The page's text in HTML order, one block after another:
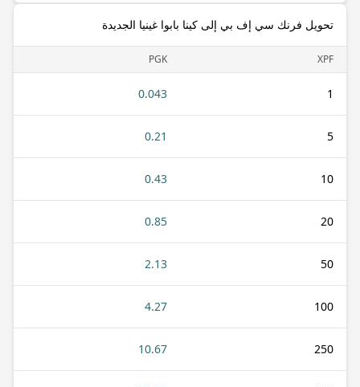
تحويل فرنك سي إف بي إلى كينا بابوا غينيا الجديدة
XPF
PGK
1
0.043
5
0.21
10
0.43
20
0.85
50
2.13
100
4.27
250
10.67